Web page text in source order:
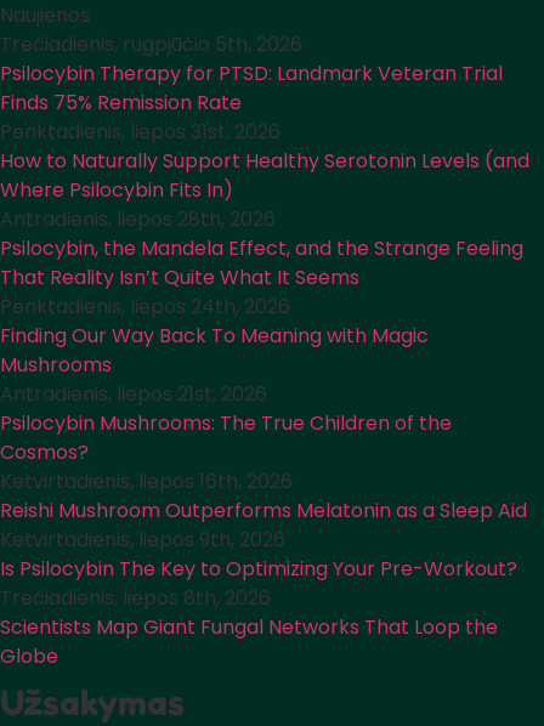
Naujienos
Trečiadienis, rugpjūčio 5th, 2026
Psilocybin Therapy for PTSD: Landmark Veteran Trial
Finds 75% Remission Rate
Penktadienis, liepos 31st, 2026
How to Naturally Support Healthy Serotonin Levels (and
Where Psilocybin Fits In)
Antradienis, liepos 28th, 2026
Psilocybin, the Mandela Effect, and the Strange Feeling
That Reality Isn’t Quite What It Seems
Penktadienis, liepos 24th, 2026
Finding Our Way Back To Meaning with Magic
Mushrooms
Antradienis, liepos 21st, 2026
Psilocybin Mushrooms: The True Children of the
Cosmos?
Ketvirtadienis, liepos 16th, 2026
Reishi Mushroom Outperforms Melatonin as a Sleep Aid
Ketvirtadienis, liepos 9th, 2026
Is Psilocybin The Key to Optimizing Your Pre-Workout?
Trečiadienis, liepos 8th, 2026
Scientists Map Giant Fungal Networks That Loop the
Globe
Užsakymas